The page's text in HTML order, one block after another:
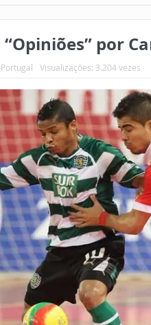
por
Visualizações: 3.204 vezes